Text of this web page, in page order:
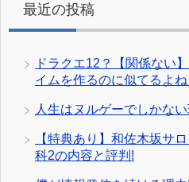
最近の投稿
ドラクエ12？【関係ない
イムを作るのに似てるよね
人生はヌルゲーでしかない
【特典あり】和佐木坂サ
科2の内容と評判!